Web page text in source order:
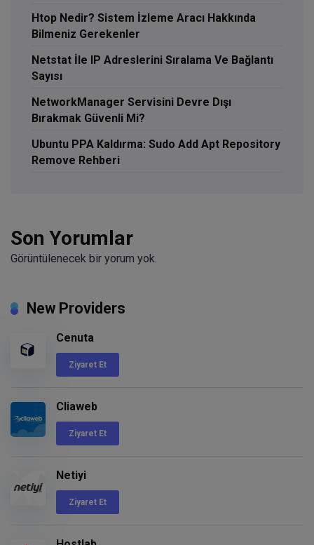
Htop Nedir? Sistem İzleme Aracı Hakkında
Bilmeniz Gerekenler
Netstat İle IP Adreslerini Sıralama Ve Bağlantı
Sayısı
NetworkManager Servisini Devre Dışı
Bırakmak Güvenli Mi?
Ubuntu PPA Kaldırma: Sudo Add Apt Repository
Remove Rehberi
Son Yorumlar
Görüntülenecek bir yorum yok.
New Providers
Cenuta
Ziyaret Et
Cliaweb
Ziyaret Et
Netiyi
Ziyaret Et